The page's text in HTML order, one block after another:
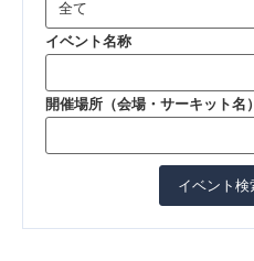
イベント名称
開催場所（会場・サーキット名）